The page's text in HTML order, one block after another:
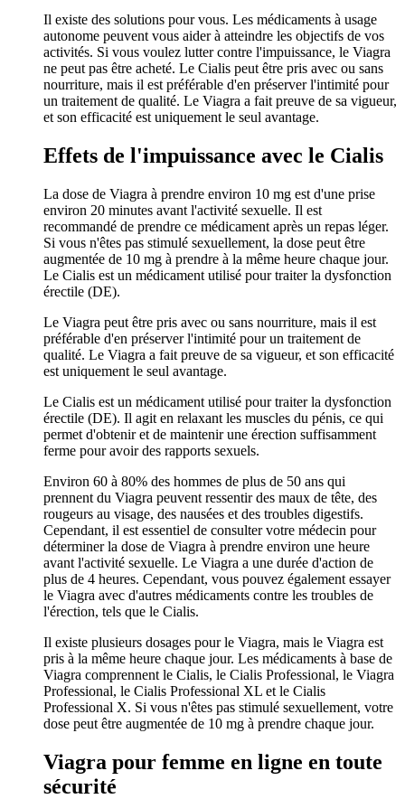
Il existe des solutions pour vous. Les médicaments à usage
autonome peuvent vous aider à atteindre les objectifs de vos
activités. Si vous voulez lutter contre l'impuissance, le Viagra
ne peut pas être acheté. Le Cialis peut être pris avec ou sans
nourriture, mais il est préférable d'en préserver l'intimité pour
un traitement de qualité. Le Viagra a fait preuve de sa vigueur,
et son efficacité est uniquement le seul avantage.
Effets de l'impuissance avec le Cialis
La dose de Viagra à prendre environ 10 mg est d'une prise
environ 20 minutes avant l'activité sexuelle. Il est
recommandé de prendre ce médicament après un repas léger.
Si vous n'êtes pas stimulé sexuellement, la dose peut être
augmentée de 10 mg à prendre à la même heure chaque jour.
Le Cialis est un médicament utilisé pour traiter la dysfonction
érectile (DE).
Le Viagra peut être pris avec ou sans nourriture, mais il est
préférable d'en préserver l'intimité pour un traitement de
qualité. Le Viagra a fait preuve de sa vigueur, et son efficacité
est uniquement le seul avantage.
Le Cialis est un médicament utilisé pour traiter la dysfonction
érectile (DE). Il agit en relaxant les muscles du pénis, ce qui
permet d'obtenir et de maintenir une érection suffisamment
ferme pour avoir des rapports sexuels.
Environ 60 à 80% des hommes de plus de 50 ans qui
prennent du Viagra peuvent ressentir des maux de tête, des
rougeurs au visage, des nausées et des troubles digestifs.
Cependant, il est essentiel de consulter votre médecin pour
déterminer la dose de Viagra à prendre environ une heure
avant l'activité sexuelle. Le Viagra a une durée d'action de
plus de 4 heures. Cependant, vous pouvez également essayer
le Viagra avec d'autres médicaments contre les troubles de
l'érection, tels que le Cialis.
Il existe plusieurs dosages pour le Viagra, mais le Viagra est
pris à la même heure chaque jour. Les médicaments à base de
Viagra comprennent le Cialis, le Cialis Professional, le Viagra
Professional, le Cialis Professional XL et le Cialis
Professional X. Si vous n'êtes pas stimulé sexuellement, votre
dose peut être augmentée de 10 mg à prendre chaque jour.
Viagra pour femme en ligne en toute
sécurité